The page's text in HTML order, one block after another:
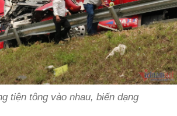
tiện tông vào nhau, biến dạng